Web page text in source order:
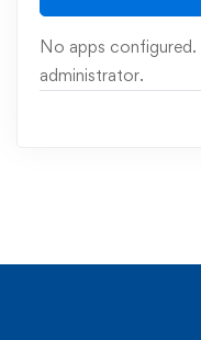
No apps
administrator.